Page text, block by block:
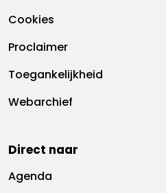
Cookies
Proclaimer
Toegankelijkheid
Webarchief
Direct naar
Agenda